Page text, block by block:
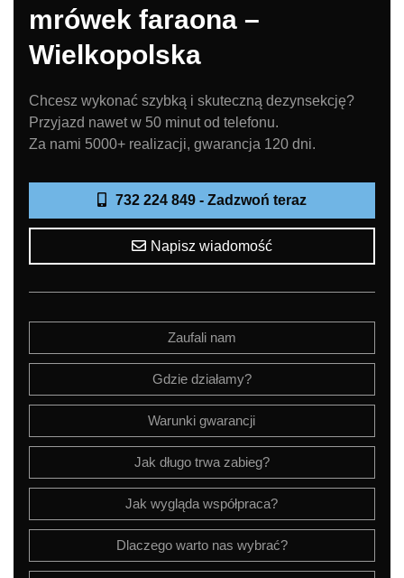
mrówek faraona –
Wielkopolska
Chcesz wykonać szybką i skuteczną dezynsekcję?
Przyjazd nawet w 50 minut od telefonu.
Za nami 5000+ realizacji, gwarancja 120 dni.
732 224 849 - Zadzwoń teraz
Napisz wiadomość
Zaufali nam
Gdzie działamy?
Warunki gwarancji
Jak długo trwa zabieg?
Jak wygląda współpraca?
Dlaczego warto nas wybrać?